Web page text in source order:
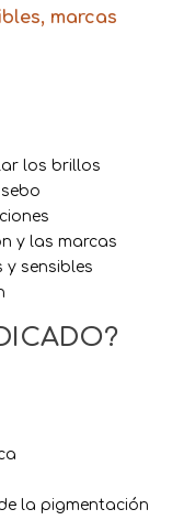
marcas
los brillos
y las marcas
y sensibles
la pigmentación